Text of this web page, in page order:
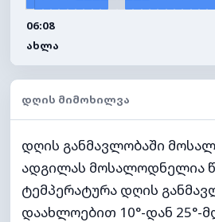
06:08
ᲐᲮᲚᲐ
ᲓᲦᲘᲡ ᲛᲘᲛᲝᲮᲘᲚᲕᲐ
დღის განმავლობაში
ადგილას მოსალოდნელია
ტემპერატურა დღის
დაახლოებით 10°-დან 25°-